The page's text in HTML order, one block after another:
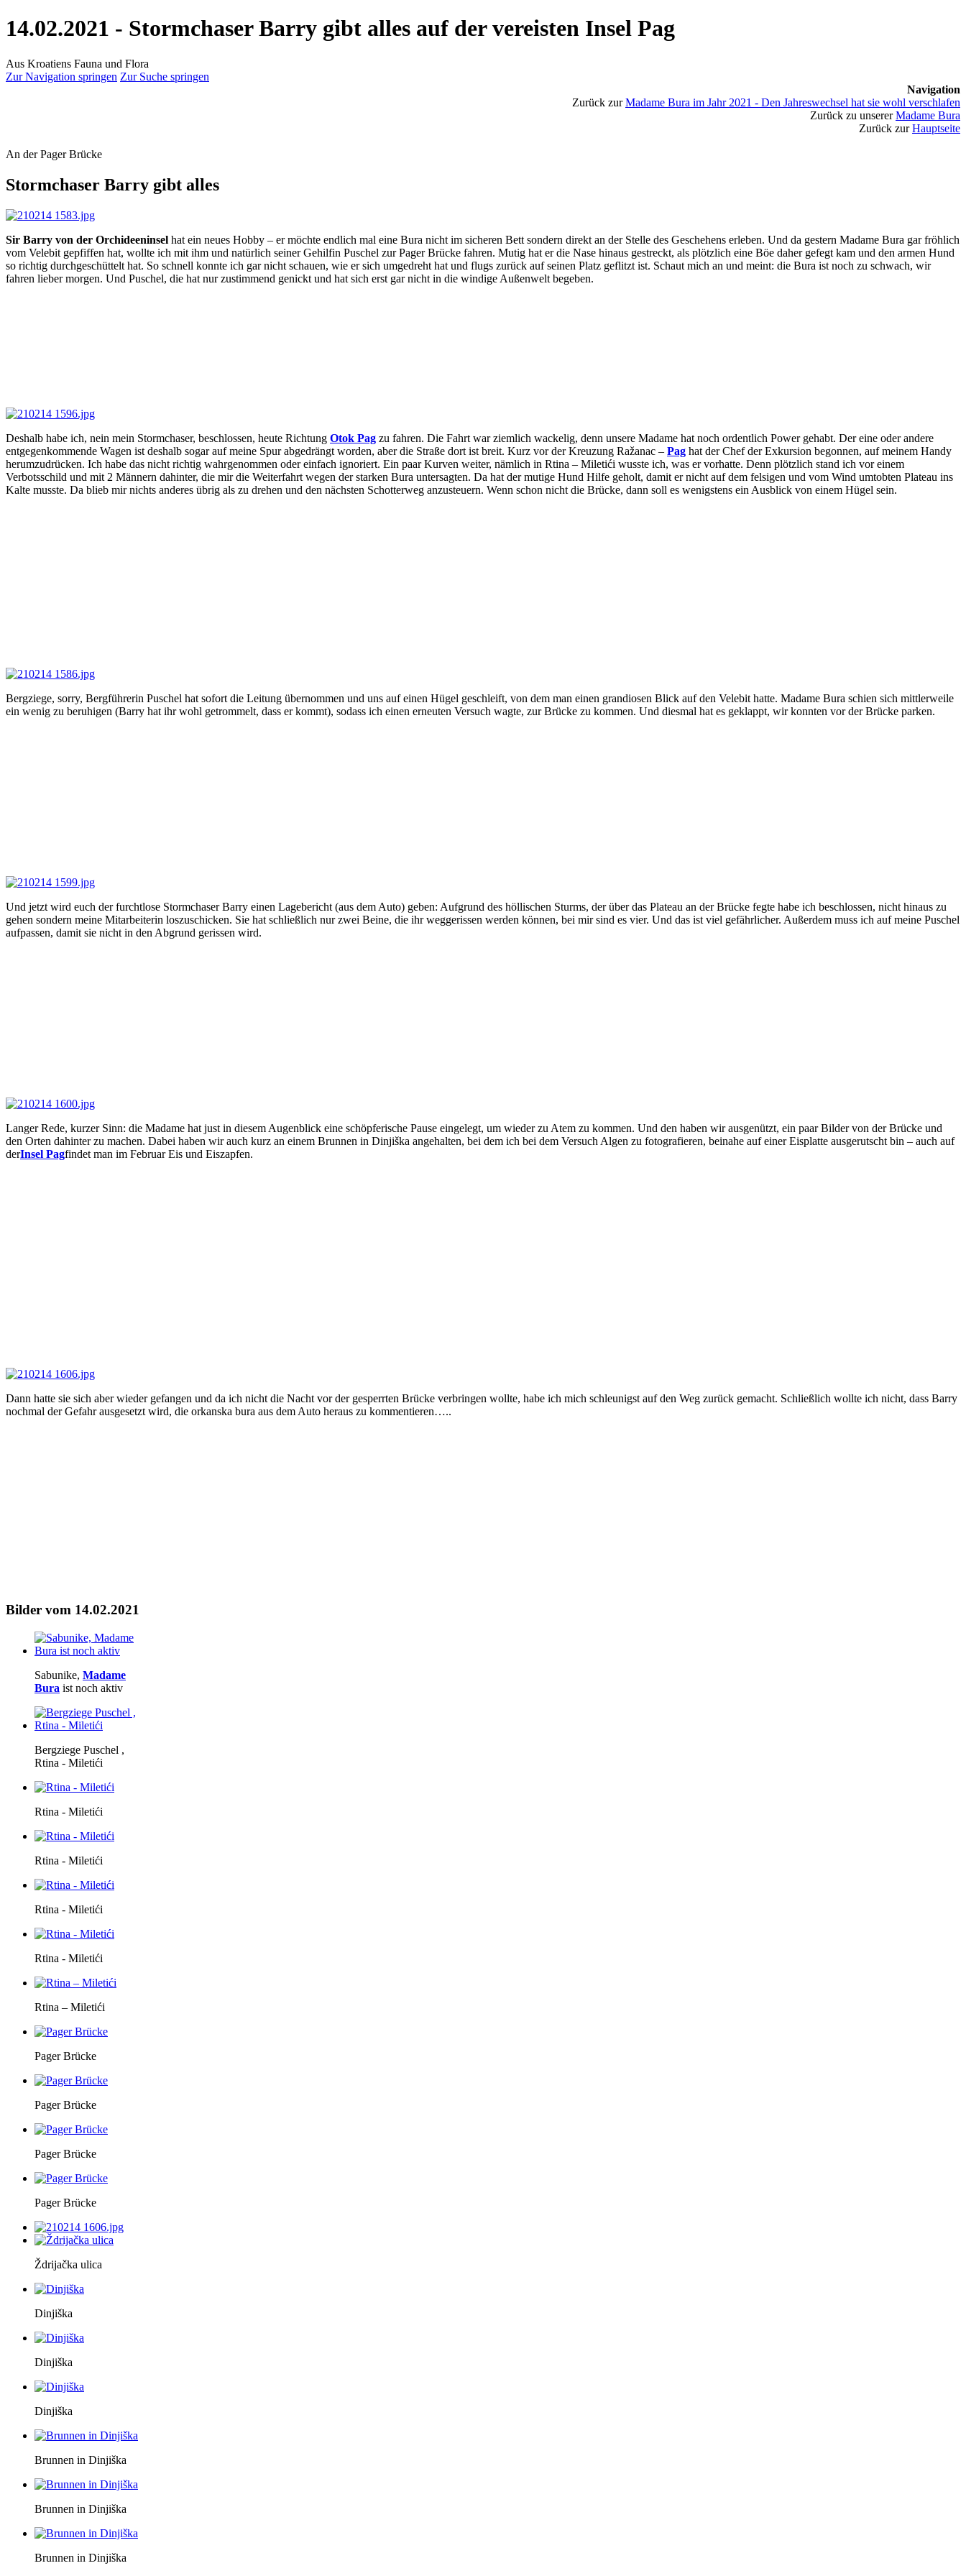
14.02.2021 - Stormchaser Barry gibt alles auf der vereisten Insel Pag
Aus Kroatiens Fauna und Flora
Zur Navigation springen Zur Suche springen
Navigation
Zurück zurMadame Bura im Jahr 2021 - Den Jahreswechsel hat sie wohl verschlafen
Zurück zu unsererMadame Bura
Zurück zurHauptseite
An der Pager Brücke
Stormchaser Barry gibt alles
Sir Barry von der Orchideeninsel hat ein neues Hobby – er möchte endlich mal eine Bura nicht im sicheren Bett sondern direkt an der Stelle des Geschehens erleben. Und da gestern Madame Bura gar fröhlich
vom Velebit gepfiffen hat, wollte ich mit ihm und natürlich seiner Gehilfin Puschel zur Pager Brücke fahren. Mutig hat er die Nase hinaus gestreckt, als plötzlich eine Böe daher gefegt kam und den armen Hund
so richtig durchgeschüttelt hat. So schnell konnte ich gar nicht schauen, wie er sich umgedreht hat und flugs zurück auf seinen Platz geflitzt ist. Schaut mich an und meint: die Bura ist noch zu schwach, wir
fahren lieber morgen. Und Puschel, die hat nur zustimmend genickt und hat sich erst gar nicht in die windige Außenwelt begeben.
Deshalb habe ich, nein mein Stormchaser, beschlossen, heute Richtung Otok Pag zu fahren. Die Fahrt war ziemlich wackelig, denn unsere Madame hat noch ordentlich Power gehabt. Der eine oder andere
entgegenkommende Wagen ist deshalb sogar auf meine Spur abgedrängt worden, aber die Straße dort ist breit. Kurz vor der Kreuzung Ražanac – Pag hat der Chef der Exkursion begonnen, auf meinem Handy
herumzudrücken. Ich habe das nicht richtig wahrgenommen oder einfach ignoriert. Ein paar Kurven weiter, nämlich in Rtina – Miletići wusste ich, was er vorhatte. Denn plötzlich stand ich vor einem
Verbotsschild und mit 2 Männern dahinter, die mir die Weiterfahrt wegen der starken Bura untersagten. Da hat der mutige Hund Hilfe geholt, damit er nicht auf dem felsigen und vom Wind umtobten Plateau ins
Kalte musste. Da blieb mir nichts anderes übrig als zu drehen und den nächsten Schotterweg anzusteuern. Wenn schon nicht die Brücke, dann soll es wenigstens ein Ausblick von einem Hügel sein.
Bergziege, sorry, Bergführerin Puschel hat sofort die Leitung übernommen und uns auf einen Hügel geschleift, von dem man einen grandiosen Blick auf den Velebit hatte. Madame Bura schien sich mittlerweile
ein wenig zu beruhigen (Barry hat ihr wohl getrommelt, dass er kommt), sodass ich einen erneuten Versuch wagte, zur Brücke zu kommen. Und diesmal hat es geklappt, wir konnten vor der Brücke parken.
Und jetzt wird euch der furchtlose Stormchaser Barry einen Lagebericht (aus dem Auto) geben: Aufgrund des höllischen Sturms, der über das Plateau an der Brücke fegte habe ich beschlossen, nicht hinaus zu
gehen sondern meine Mitarbeiterin loszuschicken. Sie hat schließlich nur zwei Beine, die ihr weggerissen werden können, bei mir sind es vier. Und das ist viel gefährlicher. Außerdem muss ich auf meine Puschel
aufpassen, damit sie nicht in den Abgrund gerissen wird.
Langer Rede, kurzer Sinn: die Madame hat just in diesem Augenblick eine schöpferische Pause eingelegt, um wieder zu Atem zu kommen. Und den haben wir ausgenützt, ein paar Bilder von der Brücke und
den Orten dahinter zu machen. Dabei haben wir auch kurz an einem Brunnen in Dinjiška angehalten, bei dem ich bei dem Versuch Algen zu fotografieren, beinahe auf einer Eisplatte ausgerutscht bin – auch auf
derInsel Pagfindet man im Februar Eis und Eiszapfen.
Dann hatte sie sich aber wieder gefangen und da ich nicht die Nacht vor der gesperrten Brücke verbringen wollte, habe ich mich schleunigst auf den Weg zurück gemacht. Schließlich wollte ich nicht, dass Barry
nochmal der Gefahr ausgesetzt wird, die orkanska bura aus dem Auto heraus zu kommentieren…..
Bilder vom 14.02.2021
Sabunike, Madame
Bura ist noch aktiv
Bergziege Puschel ,
Rtina - Miletići
Rtina - Miletići
Rtina - Miletići
Rtina - Miletići
Rtina - Miletići
Rtina – Miletići
Pager Brücke
Pager Brücke
Pager Brücke
Pager Brücke
Ždrijačka ulica
Dinjiška
Dinjiška
Dinjiška
Brunnen in Dinjiška
Brunnen in Dinjiška
Brunnen in Dinjiška